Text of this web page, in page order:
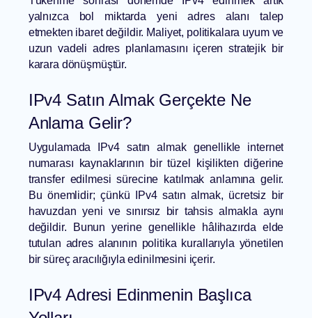
yalnızca bol miktarda yeni adres alanı talep
etmekten ibaret değildir. Maliyet, politikalara uyum ve
uzun vadeli adres planlamasını içeren stratejik bir
karara dönüşmüştür.
IPv4 Satın Almak Gerçekte Ne
Anlama Gelir?
Uygulamada IPv4 satın almak genellikle internet
numarası kaynaklarının bir tüzel kişilikten diğerine
transfer edilmesi sürecine katılmak anlamına gelir.
Bu önemlidir; çünkü IPv4 satın almak, ücretsiz bir
havuzdan yeni ve sınırsız bir tahsis almakla aynı
değildir. Bunun yerine genellikle hâlihazırda elde
tutulan adres alanının politika kurallarıyla yönetilen
bir süreç aracılığıyla edinilmesini içerir.
IPv4 Adresi Edinmenin Başlıca